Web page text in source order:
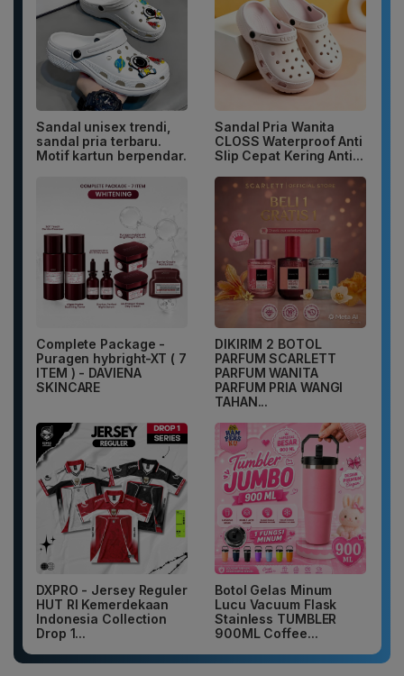
Sandal unisex trendi,
sandal pria terbaru.
Motif kartun berpendar.
Sandal Pria Wanita
CLOSS Waterproof Anti
Slip Cepat Kering Anti...
Complete Package -
Puragen hybright-XT ( 7
ITEM ) - DAVIENA
SKINCARE
DIKIRIM 2 BOTOL
PARFUM SCARLETT
PARFUM WANITA
PARFUM PRIA WANGI
TAHAN...
DXPRO - Jersey Reguler
HUT RI Kemerdekaan
Indonesia Collection
Drop 1...
Botol Gelas Minum
Lucu Vacuum Flask
Stainless TUMBLER
900ML Coffee...